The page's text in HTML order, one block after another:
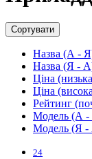
Сортувати
Назва (А -
Назва (Я -
Ціна
Ціна
Рейтинг
Модель (А -
Модель (Я -
24